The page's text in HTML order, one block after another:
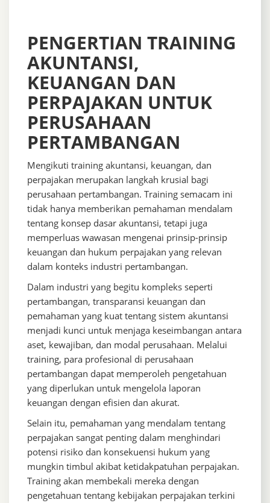
PENGERTIAN TRAINING
AKUNTANSI,
KEUANGAN DAN
PERPAJAKAN UNTUK
PERUSAHAAN
PERTAMBANGAN
Mengikuti training akuntansi, keuangan, dan
perpajakan merupakan langkah krusial bagi
perusahaan pertambangan. Training semacam ini
tidak hanya memberikan pemahaman mendalam
tentang konsep dasar akuntansi, tetapi juga
memperluas wawasan mengenai prinsip-prinsip
keuangan dan hukum perpajakan yang relevan
dalam konteks industri pertambangan.
Dalam industri yang begitu kompleks seperti
pertambangan, transparansi keuangan dan
pemahaman yang kuat tentang sistem akuntansi
menjadi kunci untuk menjaga keseimbangan antara
aset, kewajiban, dan modal perusahaan. Melalui
training, para profesional di perusahaan
pertambangan dapat memperoleh pengetahuan
yang diperlukan untuk mengelola laporan
keuangan dengan efisien dan akurat.
Selain itu, pemahaman yang mendalam tentang
perpajakan sangat penting dalam menghindari
potensi risiko dan konsekuensi hukum yang
mungkin timbul akibat ketidakpatuhan perpajakan.
Training akan membekali mereka dengan
pengetahuan tentang kebijakan perpajakan terkini